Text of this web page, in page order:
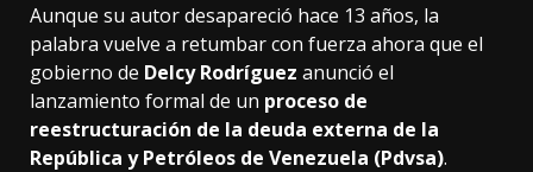
Aunque su autor desapareció hace 13 años, la
palabra vuelve a retumbar con fuerza ahora que el
gobierno de Delcy Rodríguez anunció el
lanzamiento formal de un proceso de
reestructuración de la deuda externa de la
República y Petróleos de Venezuela (Pdvsa).